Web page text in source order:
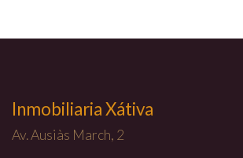
Inmobiliaria Xátiva
Av. Ausiàs March, 2